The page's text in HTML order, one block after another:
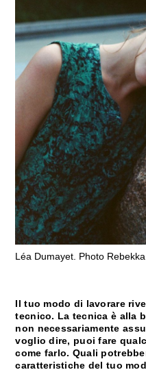
Léa Dumayet. Photo
Il tuo modo di lavorare
tecnico. La tecnica è alla
non necessariamente
voglio dire, puoi fare
come farlo. Quali
caratteristiche del tuo